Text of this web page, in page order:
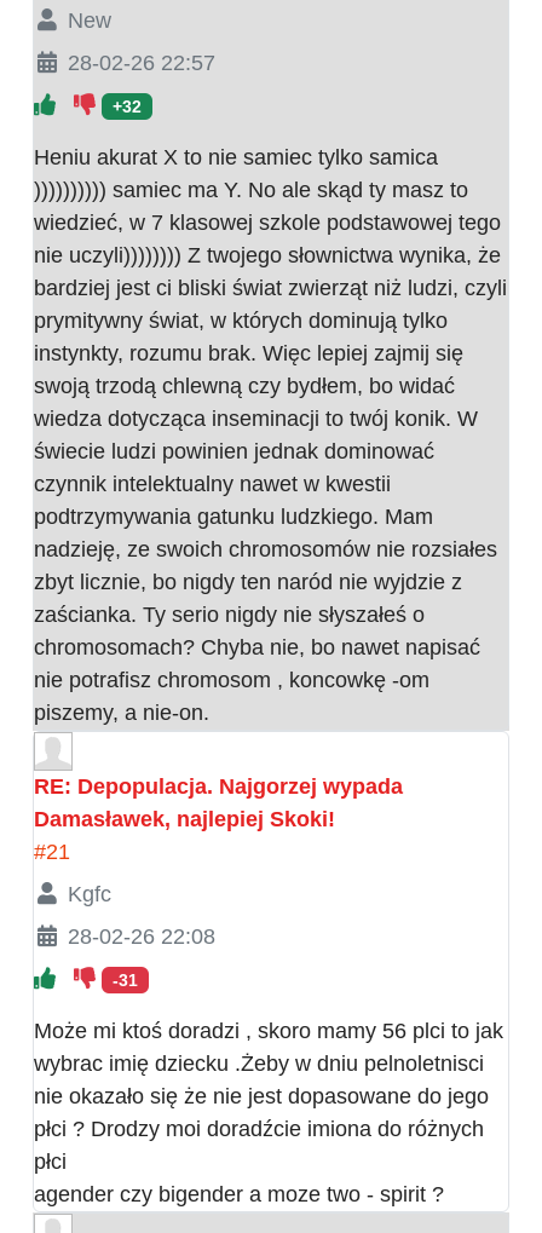
New
28-02-26 22:57
+32
Heniu akurat X to nie samiec tylko samica
)))))))))) samiec ma Y. No ale skąd ty masz to
wiedzieć, w 7 klasowej szkole podstawowej tego
nie uczyli)))))))) Z twojego słownictwa wynika, że
bardziej jest ci bliski świat zwierząt niż ludzi, czyli
prymitywny świat, w których dominują tylko
instynkty, rozumu brak. Więc lepiej zajmij się
swoją trzodą chlewną czy bydłem, bo widać
wiedza dotycząca inseminacji to twój konik. W
świecie ludzi powinien jednak dominować
czynnik intelektualny nawet w kwestii
podtrzymywania gatunku ludzkiego. Mam
nadzieję, ze swoich chromosomów nie rozsiałes
zbyt licznie, bo nigdy ten naród nie wyjdzie z
zaścianka. Ty serio nigdy nie słyszałeś o
chromosomach? Chyba nie, bo nawet napisać
nie potrafisz chromosom , koncowkę -om
piszemy, a nie-on.
RE: Depopulacja. Najgorzej wypada
Damasławek, najlepiej Skoki!
#21
Kgfc
28-02-26 22:08
-31
Może mi ktoś doradzi , skoro mamy 56 plci to jak
wybrac imię dziecku .Żeby w dniu pelnoletnisci
nie okazało się że nie jest dopasowane do jego
płci ? Drodzy moi doradźcie imiona do różnych
płci
agender czy bigender a moze two - spirit ?